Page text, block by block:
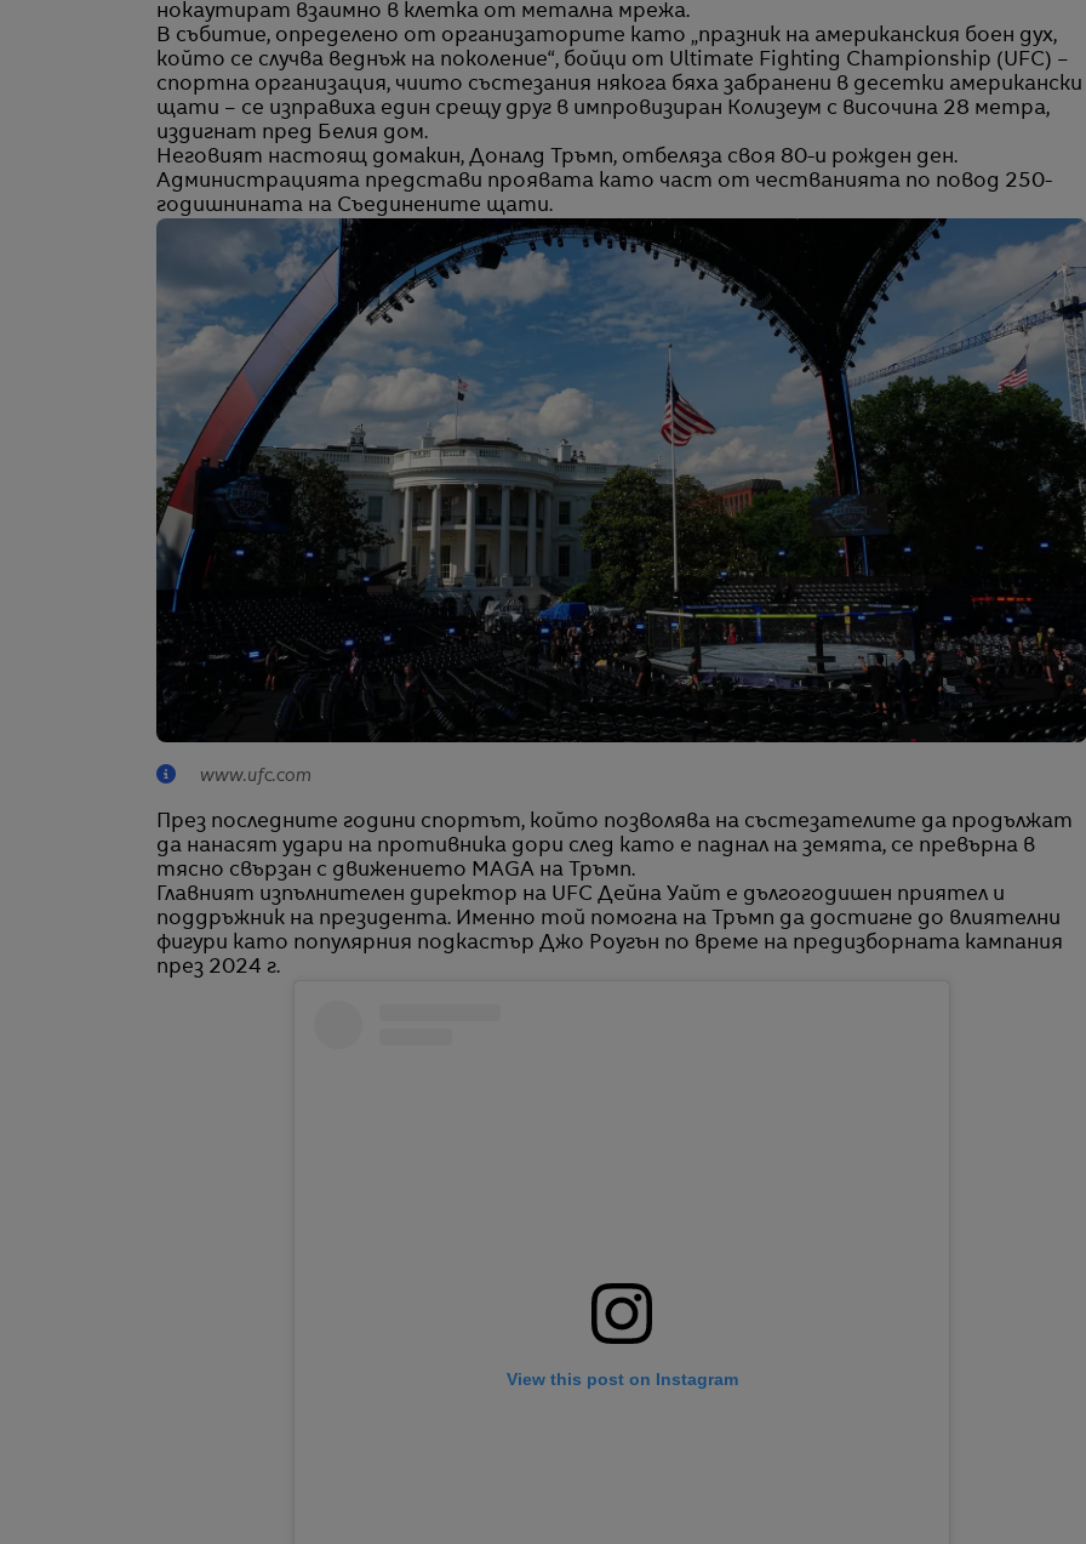
нокаутират взаимно в клетка от метална мрежа.
В събитие, определено от организаторите като „празник на американския боен дух,
който се случва веднъж на поколение“, бойци от Ultimate Fighting Championship (UFC) –
спортна организация, чиито състезания някога бяха забранени в десетки американски
щати – се изправиха един срещу друг в импровизиран Колизеум с височина 28 метра,
издигнат пред Белия дом.
Неговият настоящ домакин, Доналд Тръмп, отбеляза своя 80-и рожден ден.
Администрацията представи проявата като част от честванията по повод 250-
годишнината на Съединените щати.
www.ufc.com
През последните години спортът, който позволява на състезателите да продължат
да нанасят удари на противника дори след като е паднал на земята, се превърна в
тясно свързан с движението MAGA на Тръмп.
Главният изпълнителен директор на UFC Дейна Уайт е дългогодишен приятел и
поддръжник на президента. Именно той помогна на Тръмп да достигне до влиятелни
фигури като популярния подкастър Джо Роугън по време на предизборната кампания
през 2024 г.
View this post on Instagram